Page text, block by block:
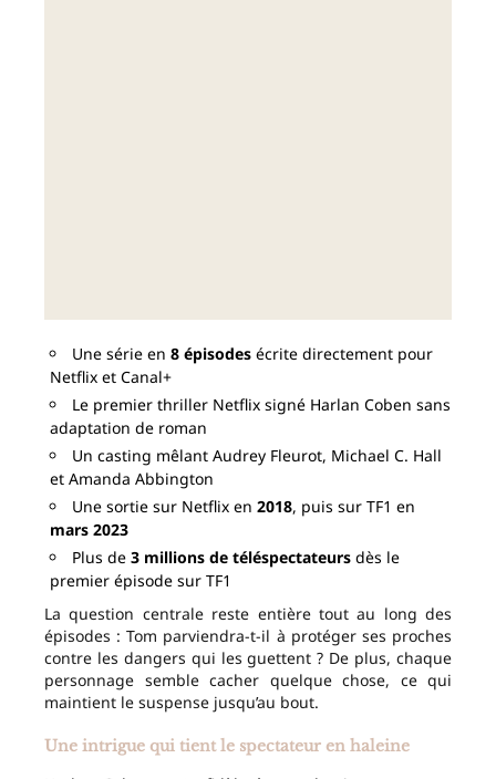
Une série en 8 épisodes écrite directement pour
Netflix et Canal+
Le premier thriller Netflix signé Harlan Coben sans
adaptation de roman
Un casting mêlant Audrey Fleurot, Michael C. Hall
et Amanda Abbington
Une sortie sur Netflix en 2018, puis sur TF1 en
mars 2023
Plus de 3 millions de téléspectateurs dès le
premier épisode sur TF1
La question centrale reste entière tout au long des
épisodes : Tom parviendra-t-il à protéger ses proches
contre les dangers qui les guettent ? De plus, chaque
personnage semble cacher quelque chose, ce qui
maintient le suspense jusqu’au bout.
Une intrigue qui tient le spectateur en haleine